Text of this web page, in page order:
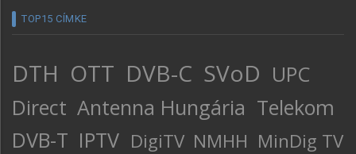
TOP15 CÍMKE
DTH OTT DVB-C SVoD UPC
Direct Antenna Hungária Telekom
DVB-T IPTV DigiTV NMHH MinDig TV